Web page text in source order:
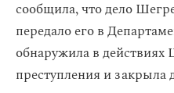
сообщила, что дело
передало его в
обнаружила в действиях
преступления и закрыла